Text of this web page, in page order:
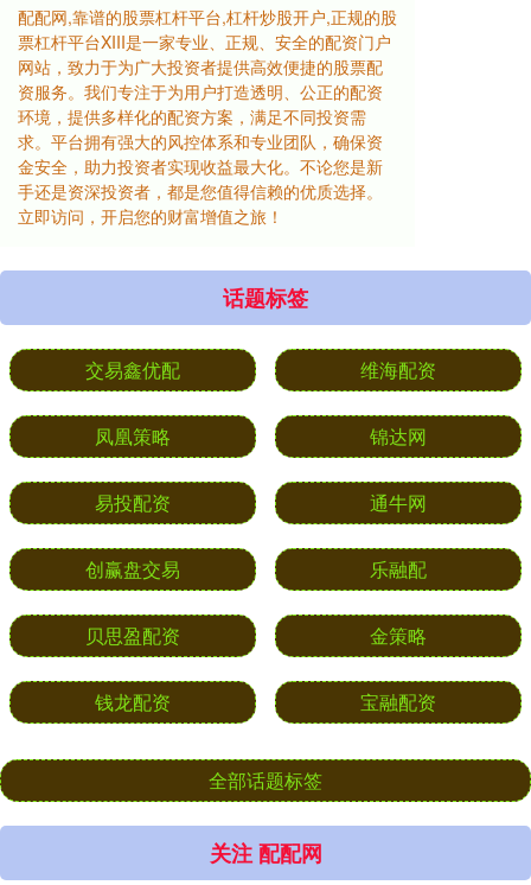
配配网,靠谱的股票杠杆平台,杠杆炒股开户,正规的股
票杠杆平台XIII‌是一家专业、正规、安全的配资门户
网站，致力于为广大投资者提供高效便捷的股票配
资服务。我们专注于为用户打造透明、公正的配资
环境，提供多样化的配资方案，满足不同投资需
求。平台拥有强大的风控体系和专业团队，确保资
金安全，助力投资者实现收益最大化。不论您是新
手还是资深投资者，都是您值得信赖的优质选择。
立即访问，开启您的财富增值之旅！
话题标签
交易鑫优配 维海配资
凤凰策略 锦达网
易投配资 通牛网
创赢盘交易 乐融配
贝思盈配资 金策略
钱龙配资 宝融配资
全部话题标签
关注 配配网